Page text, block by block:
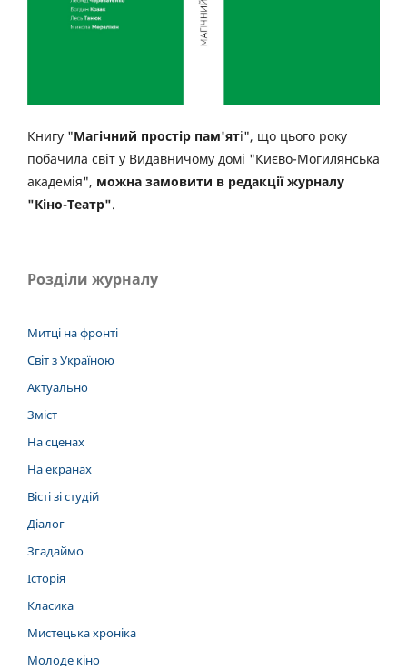
Книгу "Магічний простір пам'яті", що цього року
побачила світ у Видавничому домі "Києво-Могилянська
академія", можна замовити в редакції журналу
"Кіно-Театр".
Розділи журналу
Митці на фронті
Світ з Україною
Актуально
Зміст
На сценах
На екранах
Вісті зі студій
Діалог
Згадаймо
Історія
Класика
Мистецька хроніка
Молоде кіно